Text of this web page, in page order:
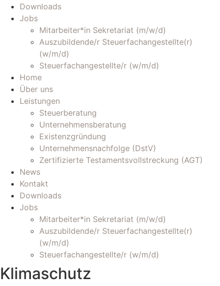
Downloads
Jobs
Mitarbeiter*in Sekretariat (m/w/d)
Auszubildende/r Steuerfachangestellte(r)
(w/m/d)
Steuerfachangestellte/r (w/m/d)
Home
Über uns
Leistungen
Steuerberatung
Unternehmensberatung
Existenzgründung
Unternehmensnachfolge (DstV)
Zertifizierte Testamentsvollstreckung (AGT)
News
Kontakt
Downloads
Jobs
Mitarbeiter*in Sekretariat (m/w/d)
Auszubildende/r Steuerfachangestellte(r)
(w/m/d)
Steuerfachangestellte/r (w/m/d)
Klimaschutz